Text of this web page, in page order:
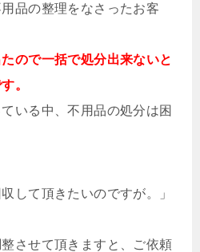
品の整理をなさったお客
ので一括で処分出来ないと
。
いる中、不用品の処分は困
して頂きたいのですが。」
させて頂きますと、ご依頼